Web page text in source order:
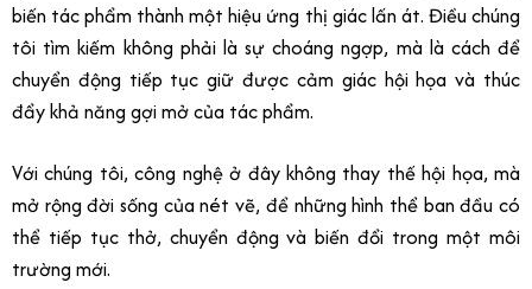
biến tác phẩm thành một hiệu ứng thị giác lấn át. Điều chúng
tôi tìm kiếm không phải là sự choáng ngợp, mà là cách để
chuyển động tiếp tục giữ được cảm giác hội họa và thúc
đẩy khả năng gợi mở của tác phẩm.
Với chúng tôi, công nghệ ở đây không thay thế hội họa, mà
mở rộng đời sống của nét vẽ, để những hình thể ban đầu có
thể tiếp tục thở, chuyển động và biến đổi trong một môi
trường mới.